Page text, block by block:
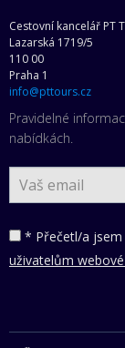
Cestovní kancelář PT
Lazarská 1719/5
110 00
Praha 1
info@pttours.cz
Pravidelné
nabídkách.
* Přečetl/a jsem
uživatelům